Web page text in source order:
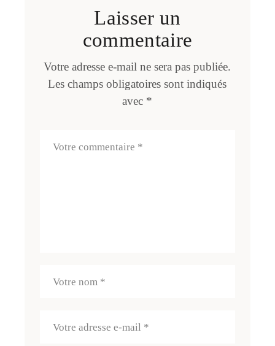
Laisser un
commentaire
Votre adresse e-mail ne sera pas publiée.
Les champs obligatoires sont indiqués
avec *